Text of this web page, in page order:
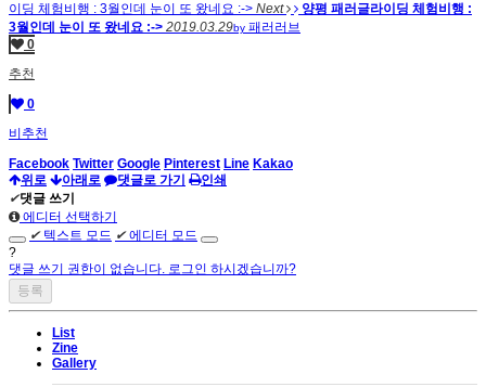
이딩 체험비행 : 3월인데 눈이 또 왔네요 :-> Next
양평 패러글라이딩 체험비행 :
3월인데 눈이 또 왔네요 :-> 2019.03.29by 패러러브
0
추천
0
비추천
Facebook Twitter Google Pinterest Line Kakao
위로
아래로 댓글로 가기
인쇄
✔댓글 쓰기
에디터 선택하기
✔ 텍스트 모드 ✔에디터 모드
?
댓글 쓰기 권한이 없습니다. 로그인 하시겠습니까?
List
Zine
Gallery